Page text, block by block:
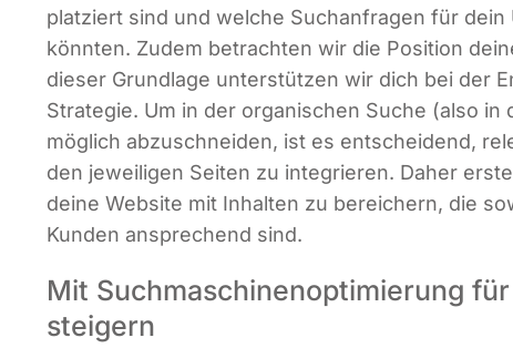
plat­ziert sind und wel­che Such­an­fra­gen für
könn­ten. Zudem betrach­ten wir die Posi­ti­on
die­ser Grund­la­ge unter­stüt­zen wir dich bei der
Stra­te­gie. Um in der orga­ni­schen Suche (also
mög­lich abzu­schnei­den, ist es ent­schei­dend,
den jewei­li­gen Sei­ten zu inte­grie­ren. Daher
dei­ne Web­site mit Inhal­ten zu berei­chern, die
Kun­den anspre­chend sind.
Mit Suchmaschinen­optimierung
steigern